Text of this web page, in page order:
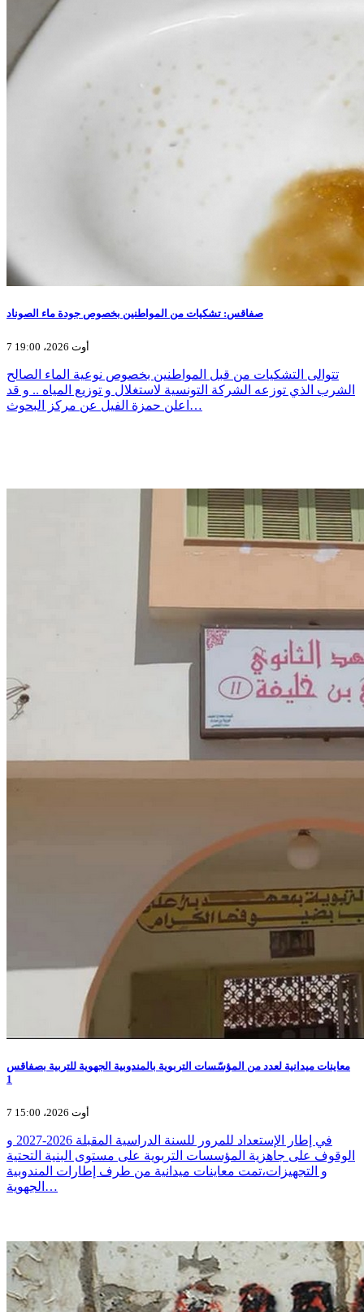
صفاقس: تشكيات من المواطنين بخصوص جودة ماء الصوناد
7 أوت 2026، 19:00
تتوالى التشكيات من قبل المواطنين بخصوص نوعية الماء الصالح
الشرب الذي توزعه الشركة التونسية لاستغلال و توزيع المياه .. و قد
اعلن حمزة الفيل عن مركز البحوث…
معاينات ميدانية لعدد من المؤسّسات التربوية بالمندوبية الجهوية للتربية بصفاقس
1
7 أوت 2026، 15:00
في إطار الإستعداد للمرور للسنة الدراسية المقبلة 2026-2027 و
الوقوف على جاهزية المؤسسات التربوية على مستوى البنية التحتية
و التجهيزات،تمت معاينات ميدانية من طرف إطارات المندوبية
الجهوية…